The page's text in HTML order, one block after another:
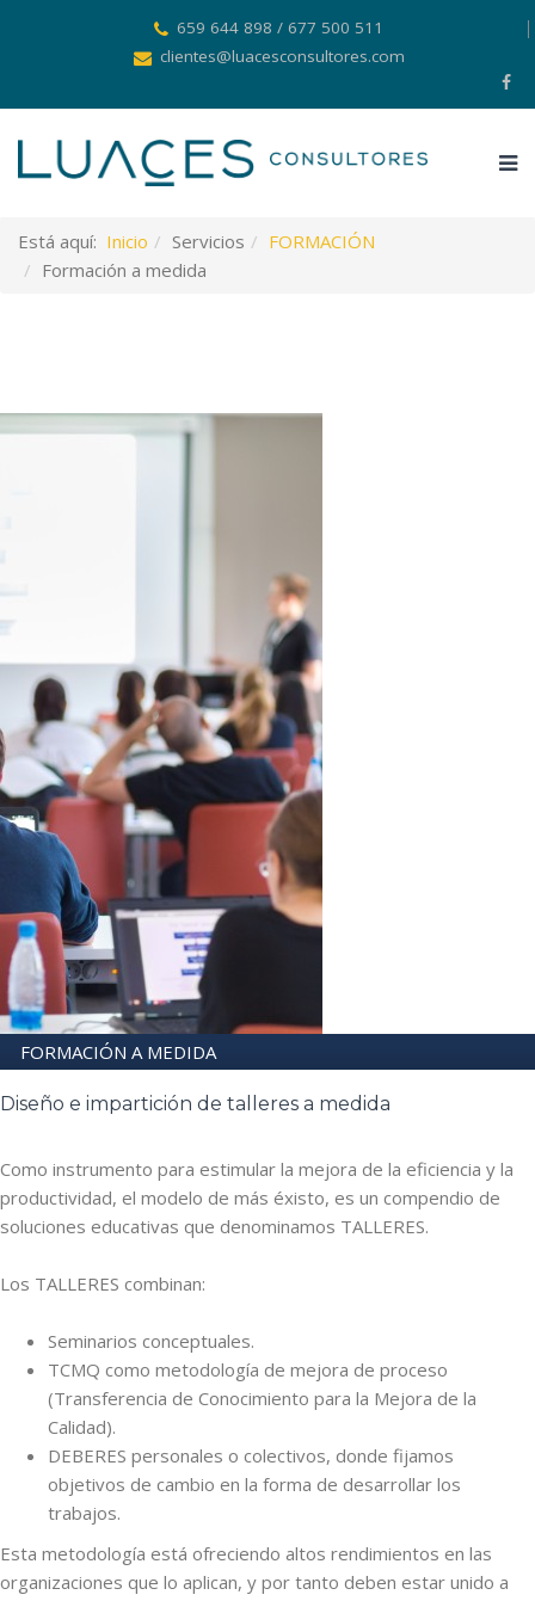
659 644 898 / 677 500 511
clientes@luacesconsultores.com
Está aquí: Inicio Servicios
FORMACIÓN
Formación a medida
FORMACIÓN A MEDIDA
Diseño e impartición de talleres a medida
Como instrumento para estimular la mejora de la eficiencia y la
productividad, el modelo de más éxisto, es un compendio de
soluciones educativas que denominamos TALLERES.
Los TALLERES combinan:
Seminarios conceptuales.
TCMQ como metodología de mejora de proceso
(Transferencia de Conocimiento para la Mejora de la
Calidad).
DEBERES personales o colectivos, donde fijamos
objetivos de cambio en la forma de desarrollar los
trabajos.
Esta metodología está ofreciendo altos rendimientos en las
organizaciones que lo aplican, y por tanto deben estar unido a